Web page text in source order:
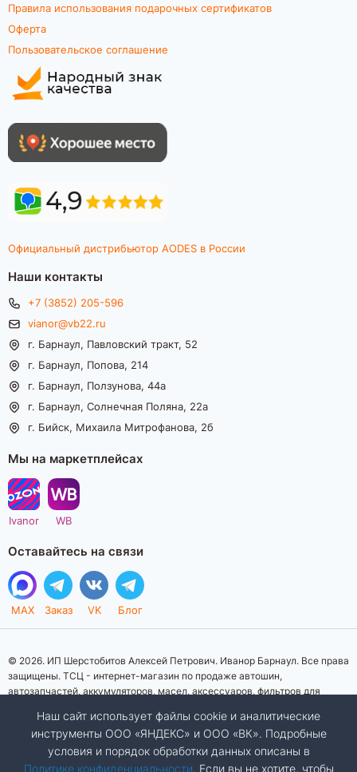
Правила использования подарочных сертификатов
Оферта
Пользовательское соглашение
Официальный дистрибьютор AODES в России
Наши контакты
+7 (3852) 205-596
vianor@vb22.ru
г. Барнаул, Павловский тракт, 52
г. Барнаул, Попова, 214
г. Барнаул, Ползунова, 44а
г. Барнаул, Солнечная Поляна, 22а
г. Бийск, Михаила Митрофанова, 2б
Мы на маркетплейсах
Ivanor WB
Оставайтесь на связи
MAX Заказ VK Блог
© 2026. ИП Шерстобитов Алексей Петрович. Иванор Барнаул. Все права
защищены. ТСЦ - интернет-магазин по продаже автошин,
автозапчастей, аккумуляторов, масел, аксессуаров, фильтров для
информационный характер. Представленная информация о товарах, их
стоимости, характеристик, фото, наличия на складе ни при каких
условиях не является публичной офертой, определяемой положениями
Статьи 437 (2) Гражданского кодекса Российской Федерации.
Наш сайт использует файлы cookie и аналитические
инструменты ООО «ЯНДЕКС» и ООО «ВК». Подробные
условия и порядок обработки данных описаны в
Политике конфиденциальности. Если вы не хотите, чтобы